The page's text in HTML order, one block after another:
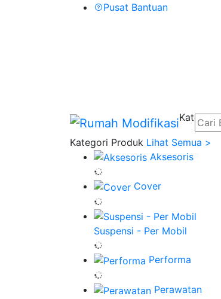
Pusat Bantuan
Kategori
Kategori Produk Lihat Semua >
Aksesoris
Cover
Suspensi - Per Mobil
Performa
Perawatan